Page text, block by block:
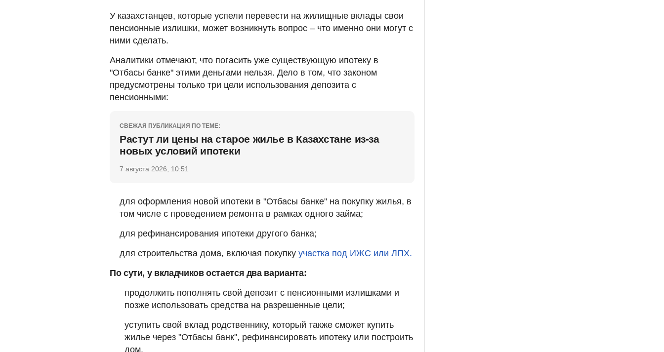
У казахстанцев, которые успели перевести на жилищные вклады свои
пенсионные излишки, может возникнуть вопрос – что именно они могут с
ними сделать.
Аналитики отмечают, что погасить уже существующую ипотеку в
"Отбасы банке" этими деньгами нельзя. Дело в том, что законом
предусмотрены только три цели использования депозита с
пенсионными:
СВЕЖАЯ ПУБЛИКАЦИЯ ПО ТЕМЕ:
Растут ли цены на старое жилье в Казахстане из-за
новых условий ипотеки
7 августа 2026, 10:51
для оформления новой ипотеки в "Отбасы банке" на покупку жилья, в
том числе с проведением ремонта в рамках одного займа;
для рефинансирования ипотеки другого банка;
для строительства дома, включая покупку участка под ИЖС или ЛПХ.
По сути, у вкладчиков остается два варианта:
продолжить пополнять свой депозит с пенсионными излишками и
позже использовать средства на разрешенные цели;
уступить свой вклад родственнику, который также сможет купить
жилье через "Отбасы банк", рефинансировать ипотеку или построить
дом.